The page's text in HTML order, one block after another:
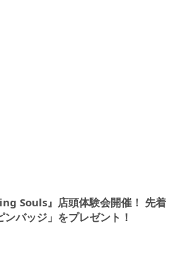
Souls』店頭体験会開催！ 先着
バッジ」をプレゼント！